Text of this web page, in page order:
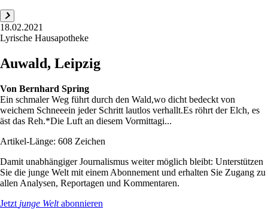
18.02.2021
Lyrische Hausapotheke
Auwald, Leipzig
Von Bernhard Spring
Ein schmaler Weg führt durch den Wald,wo dicht bedeckt von
weichem Schneeein jeder Schritt lautlos verhallt.Es röhrt der Elch, es
äst das Reh.*Die Luft an diesem Vormittagi...
Artikel-Länge: 608 Zeichen
Damit unabhängiger Journalismus weiter möglich bleibt: Unterstützen
Sie die junge Welt mit einem Abonnement und erhalten Sie Zugang zu
allen Analysen, Reportagen und Kommentaren.
Jetzt junge Weltabonnieren